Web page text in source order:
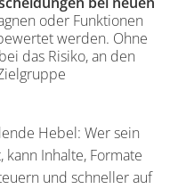
oder Funktionen
werden. Ohne
das Risiko, an den
Hebel: Wer sein
Inhalte, Formate
und schneller auf